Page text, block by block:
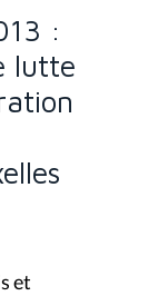
:
lutte
et